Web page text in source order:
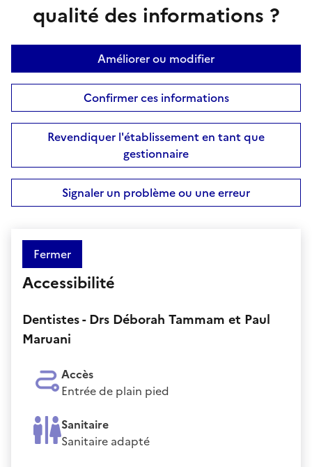
qualité des informations ?
Améliorer ou modifier
Confirmer ces informations
Revendiquer l'établissement en tant que
gestionnaire
Signaler un problème ou une erreur
Fermer
Accessibilité
Dentistes - Drs Déborah Tammam et Paul
Maruani
Accès
Entrée de plain pied
Sanitaire
Sanitaire adapté